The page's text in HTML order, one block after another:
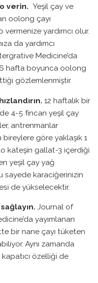
verin. Yeşil çay ve
oolong çayı
vermenize yardımcı olur.
da yardımcı
Medicine’da
6 hafta boyunca oolong
gözlemlenmiştir.
12 haftalık bir
4-5 fincan yeşil çay
antrenmanlar
göre yaklaşık 1
kateşin gallat-3 içerdiği
yeşil çay yağ
sayede karaciğerinizin
de yükselecektir.
Journal of
yayımlanan
bir nane çayı tüketen
Aynı zamanda
özelliği de